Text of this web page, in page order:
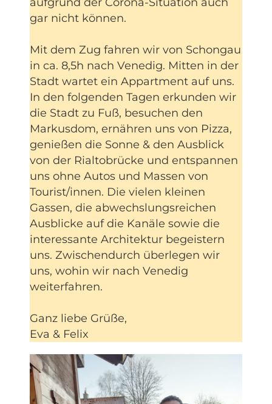
gar nicht können.
Mit dem Zug fahren wir von Schongau
in ca. 8,5h nach Venedig. Mitten in der
Stadt wartet ein Appartment auf uns.
In den folgenden Tagen erkunden wir
die Stadt zu Fuß, besuchen den
Markusdom, ernähren uns von Pizza,
genießen die Sonne & den Ausblick
von der Rialtobrücke und entspannen
uns ohne Autos und Massen von
Tourist/innen. Die vielen kleinen
Gassen, die abwechslungsreichen
Ausblicke auf die Kanäle sowie die
interessante Architektur begeistern
uns. Zwischendurch überlegen wir
uns, wohin wir nach Venedig
weiterfahren.
Ganz liebe Grüße,
Eva & Felix